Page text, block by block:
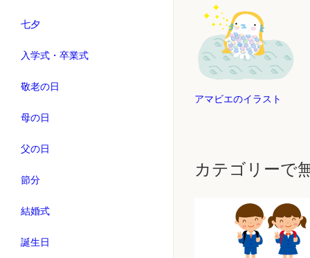
七夕
入学式・卒業式
敬老の日
母の日
父の日
節分
結婚式
誕生日
アマビエのイラスト
カテゴリーで